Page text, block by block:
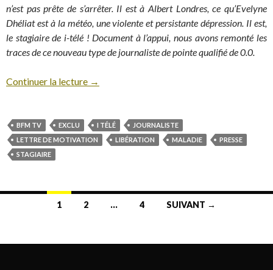
n’est pas prête de s’arrêter. Il est à Albert Londres, ce qu’Evelyne
Dhéliat est à la météo, une violente et persistante dépression. Il est,
le stagiaire de i-télé ! Document à l’appui, nous avons remonté les
traces de ce nouveau type de journaliste de pointe qualifié de 0.0.
Continuer la lecture →
BFM TV EXCLU I TÉLÉ
JOURNALISTE
LETTRE DE MOTIVATION
LIBÉRATION MALADIE
PRESSE
STAGIAIRE
1 2 … 4 SUIVANT →